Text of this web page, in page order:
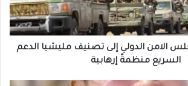
الامن الدولي إلى تصنيف مليشيا الدعم
السريع منظمةً إرهابية